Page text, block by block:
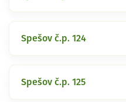
Spešov č.p. 124
Spešov č.p. 125